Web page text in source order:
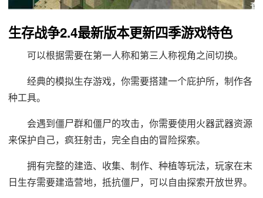
生存战争2.4最新版本更新四季游戏特色
可以根据需要在第一人称和第三人称视角之间切换。
经典的模拟生存游戏，你需要搭建一个庇护所，制作各
种工具。
会遇到僵尸群和僵尸的攻击，你需要使用火器武器资源
来保护自己，疯狂射击，完全自由的冒险探索。
拥有完整的建造、收集、制作、种植等玩法，玩家在末
日生存需要建造营地，抵抗僵尸，可以自由探索开放世界。